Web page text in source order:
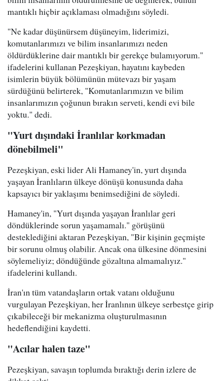
mantıklı hiçbir açıklaması olmadığını söyledi.
"Ne kadar düşünürsem düşüneyim, liderimizi,
komutanlarımızı ve bilim insanlarımızı neden
öldürdüklerine dair mantıklı bir gerekçe bulamıyorum."
ifadelerini kullanan Pezeşkiyan, hayatını kaybeden
isimlerin büyük bölümünün mütevazı bir yaşam
sürdüğünü belirterek, "Komutanlarımızın ve bilim
insanlarımızın çoğunun bırakın serveti, kendi evi bile
yoktu." dedi.
"Yurt dışındaki İranlılar korkmadan
dönebilmeli"
Pezeşkiyan, eski lider Ali Hamaney'in, yurt dışında
yaşayan İranlıların ülkeye dönüşü konusunda daha
kapsayıcı bir yaklaşımı benimsediğini de söyledi.
Hamaney'in, "Yurt dışında yaşayan İranlılar geri
döndüklerinde sorun yaşamamalı." görüşünü
desteklediğini aktaran Pezeşkiyan, "Bir kişinin geçmişte
bir sorunu olmuş olabilir. Ancak ona ülkesine dönmesini
söylemeliyiz; döndüğünde gözaltına almamalıyız."
ifadelerini kullandı.
İran'ın tüm vatandaşların ortak vatanı olduğunu
vurgulayan Pezeşkiyan, her İranlının ülkeye serbestçe girip
çıkabileceği bir mekanizma oluşturulmasının
hedeflendiğini kaydetti.
"Acılar halen taze"
Pezeşkiyan, savaşın toplumda bıraktığı derin izlere de